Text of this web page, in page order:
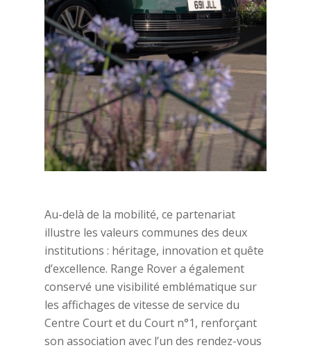
Au-delà de la mobilité, ce partenariat
illustre les valeurs communes des deux
institutions : héritage, innovation et quête
d’excellence. Range Rover a également
conservé une visibilité emblématique sur
les affichages de vitesse de service du
Centre Court et du Court n°1, renforçant
son association avec l’un des rendez-vous